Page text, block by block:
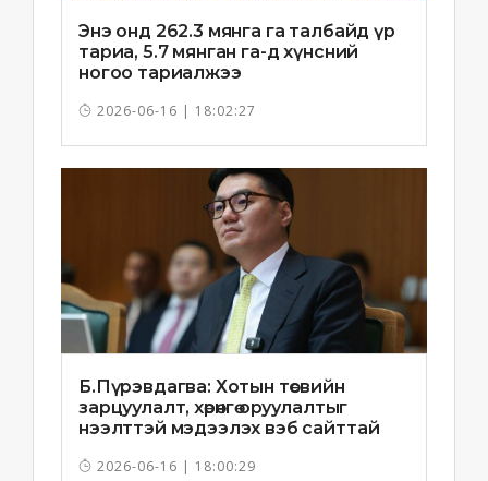
Энэ онд 262.3 мянга га талбайд үр
тариа, 5.7 мянган га-д хүнсний
ногоо тариалжээ
2026-06-16 | 18:02:27
Б.Пүрэвдагва: Хотын төсвийн
зарцуулалт, хөрөнгө оруулалтыг
нээлттэй мэдээлэх вэб сайттай
2026-06-16 | 18:00:29